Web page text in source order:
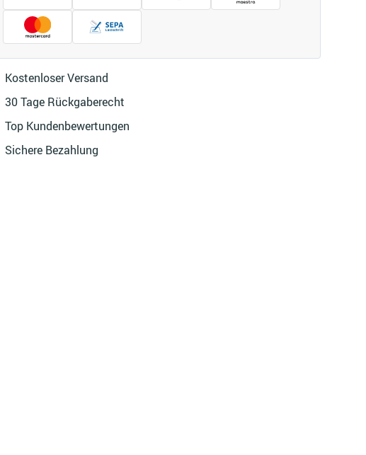
Galerie
öffnen
Kostenloser Versand
30 Tage Rückgaberecht
Top Kundenbewertungen
Sichere Bezahlung